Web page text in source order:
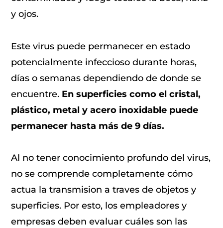
y ojos.
Este virus puede permanecer en estado
potencialmente infeccioso durante horas,
días o semanas dependiendo de donde se
encuentre. En superficies como el cristal,
plástico, metal y acero inoxidable puede
permanecer hasta más de 9 días.
Al no tener conocimiento profundo del virus,
no se comprende completamente cómo
actua la transmision a traves de objetos y
superficies. Por esto, los empleadores y
empresas deben evaluar cuáles son las